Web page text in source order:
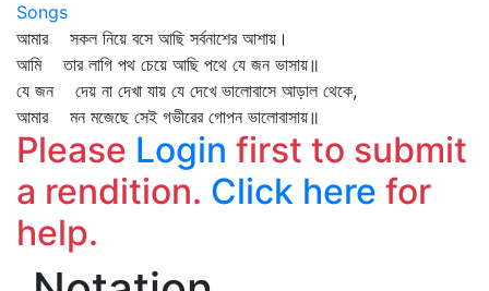
Songs
আমার সকল নিয়ে বসে আছি সর্বনাশের আশায়।
আমি তার লাগি পথ চেয়ে আছি পথে যে জন ভাসায়॥
যে জন দেয় না দেখা যায় যে দেখে ভালোবাসে আড়াল থেকে,
আমার মন মজেছে সেই গভীরের গোপন ভালোবাসায়॥
Please Login first to submit
a rendition. Click here for
help.